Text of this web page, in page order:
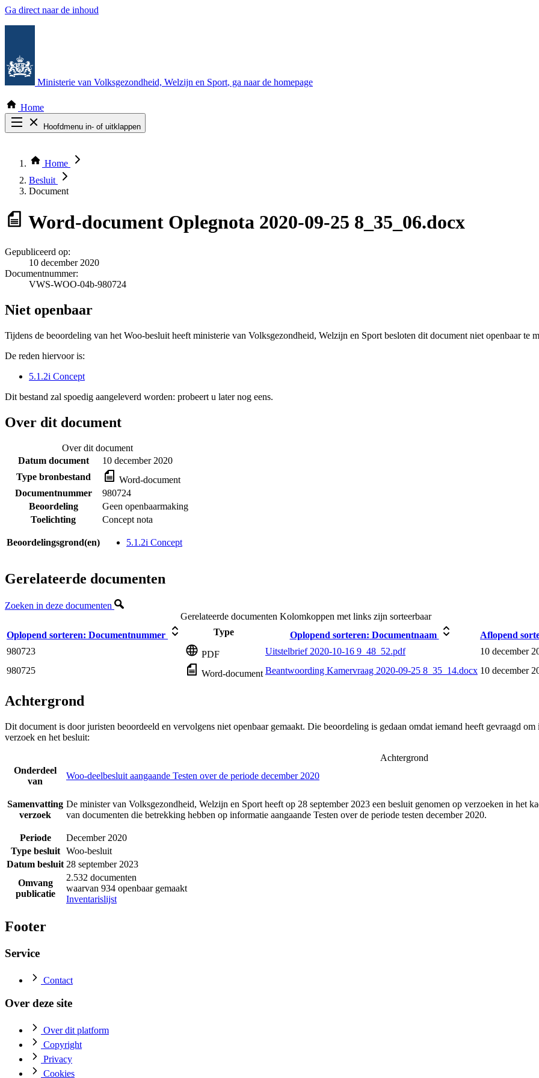
Ga direct naar de inhoud
Ministerie van Volksgezondheid, Welzijn en Sport, ga naar de homepage
Home
Hoofdmenu in- of uitklappen
Thema COVID-19
Bekijk per bestuursorgaan
Home
Besluit
Document
Word-document Oplegnota 2020-09-25 8_35_06.docx
Gepubliceerd op:
10 december 2020
Documentnummer:
VWS-WOO-04b-980724
Niet openbaar
Tijdens de beoordeling van het Woo-besluit heeft ministerie van Volksgezondheid, Welzijn en Sport besloten dit document niet openbaar te
De reden hiervoor is:
5.1.2i Concept
Dit bestand zal spoedig aangeleverd worden: probeert u later nog eens.
Over dit document
Over dit document
Datum document
10 december 2020
Type bronbestand
Word-document
Documentnummer
980724
Beoordeling
Geen openbaarmaking
Toelichting
Concept nota
Beoordelingsgrond(en) 5.1.2i Concept
Gerelateerde documenten
Zoeken in deze documenten
Gerelateerde documenten Kolomkoppen met links zijn sorteerbaar
Oplopend sorteren: Documentnummer Type Oplopend sorteren: Documentnaam Aflopend
980723
PDF Uitstelbrief 2020-10-16 9_48_52.pdf
10 december
980725
Word-document Beantwoording Kamervraag 2020-09-25 8_35_14.docx 10 december
Achtergrond
Dit document is door juristen beoordeeld en vervolgens niet openbaar gemaakt. Die beoordeling is gedaan omdat iemand heeft gevraagd
verzoek en het besluit:
Achtergrond
Onderdeel
van
Woo-deelbesluit aangaande Testen over de periode december 2020
Samenvatting
verzoek
De minister van Volksgezondheid, Welzijn en Sport heeft op 28 september 2023 een besluit genomen op verzoeken in het
van documenten die betrekking hebben op informatie aangaande Testen over de periode testen december 2020.
Periode
December 2020
Type besluit
Woo-besluit
Datum besluit 28 september 2023
Omvang
publicatie
2.532 documenten
waarvan 934 openbaar gemaakt
Inventarislijst
Footer
Service
Contact
Over deze site
Over dit platform
Copyright
Privacy
Cookies